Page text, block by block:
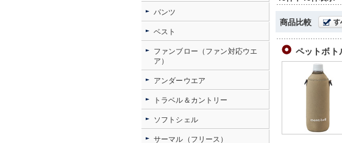
商品比較
ペットボ
パンツ
ベスト
ファンブロー（ファン対応ウエ
ア）
アンダーウエア
トラベル＆カントリー
ソフトシェル
サーマル（フリース）